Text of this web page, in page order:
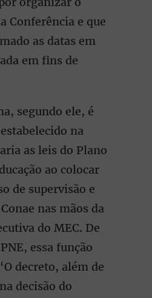
Conferência e que
as datas em
em fins de
segundo ele, é
na
as leis do Plano
ao colocar
de supervisão e
nas mãos da
do MEC. De
essa função
decreto, além de
decisão do